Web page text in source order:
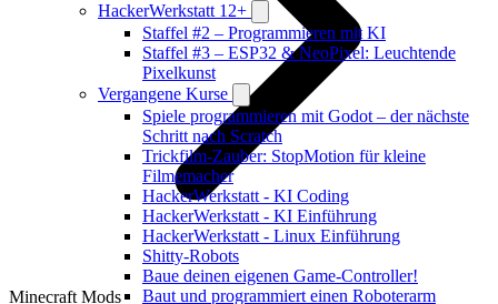
HackerWerkstatt 12+
Staffel #2 – Programmieren mit KI
Staffel #3 – ESP32 & NeoPixel: Leuchtende
Pixelkunst
Vergangene Kurse
Spiele programmieren mit Godot – der nächste
Schritt nach Scratch
Trickfilm-Zauber: StopMotion für kleine
Filmemacher
HackerWerkstatt - KI Coding
HackerWerkstatt - KI Einführung
HackerWerkstatt - Linux Einführung
Shitty-Robots
Baue deinen eigenen Game-Controller!
Baut und programmiert einen Roboterarm
Minecraft Mods